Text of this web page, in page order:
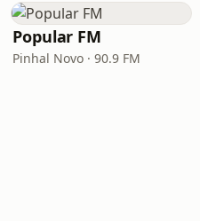
Popular FM
Pinhal Novo · 90.9 FM